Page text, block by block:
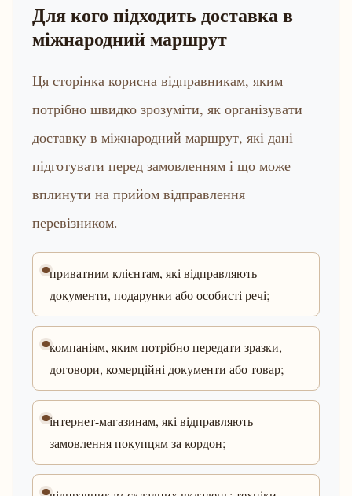
Для кого підходить доставка в
міжнародний маршрут
Ця сторінка корисна відправникам, яким
потрібно швидко зрозуміти, як організувати
доставку в міжнародний маршрут, які дані
підготувати перед замовленням і що може
вплинути на прийом відправлення
перевізником.
приватним клієнтам, які відправляють
документи, подарунки або особисті речі;
компаніям, яким потрібно передати зразки,
договори, комерційні документи або товар;
інтернет-магазинам, які відправляють
замовлення покупцям за кордон;